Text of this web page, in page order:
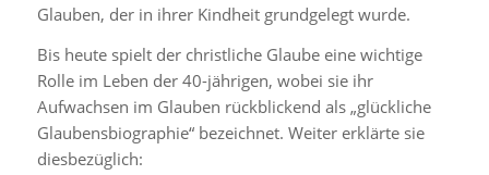
Glauben, der in ihrer Kindheit grundgelegt wurde.
Bis heute spielt der christliche Glaube eine wichtige
Rolle im Leben der 40-jährigen, wobei sie ihr
Aufwachsen im Glauben rückblickend als „glückliche
Glaubensbiographie“ bezeichnet. Weiter erklärte sie
diesbezüglich: